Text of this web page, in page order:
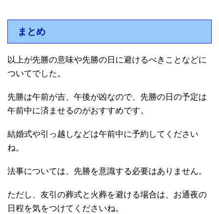
まとめ
以上が先勝の意味や先勝の日に避けるべきことなどに
ついてでした。
先勝は午前が吉、午後が凶なので、先勝の日の予定は
午前中に済ませるのがおすすめです。
結婚式や引っ越しなどは午前中に予約してください
ね。
法事については、先勝を意識する必要はありません。
ただし、友引の葬式と火葬を避ける場合は、お通夜の
日程を気をつけてくださいね。